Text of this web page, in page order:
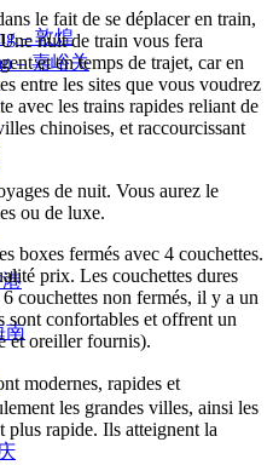
– 敦煌
– 嘉峪关
南
le fait de se déplacer en train,
nuit de train vous fera
et en temps de trajet, car en
entre les sites que vous voudrez
avec les trains rapides reliant de
chinoises, et raccourcissant
de nuit. Vous aurez le
ou de luxe.
boxes fermés avec 4 couchettes.
prix. Les couchettes dures
couchettes non fermés, il y a un
sont confortables et offrent un
et oreiller fournis).
modernes, rapides et
les grandes villes, ainsi les
plus rapide. Ils atteignent la